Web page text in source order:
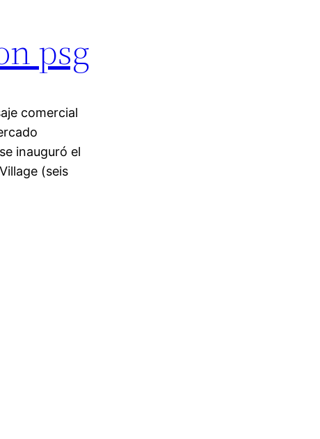
psg
comercial
inauguró el
(seis